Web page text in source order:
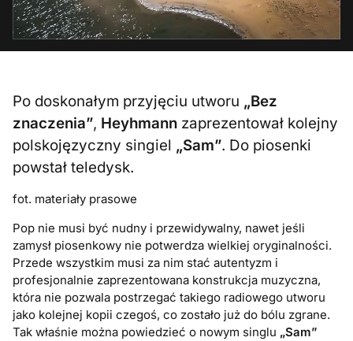
Po doskonałym przyjęciu utworu „Bez
znaczenia”, Heyhmann zaprezentował kolejny
polskojęzyczny singiel „Sam”. Do piosenki
powstał teledysk.
fot. materiały prasowe
Pop nie musi być nudny i przewidywalny, nawet jeśli
zamysł piosenkowy nie potwerdza wielkiej oryginalności.
Przede wszystkim musi za nim stać autentyzm i
profesjonalnie zaprezentowana konstrukcja muzyczna,
która nie pozwala postrzegać takiego radiowego utworu
jako kolejnej kopii czegoś, co zostało już do bólu zgrane.
Tak właśnie można powiedzieć o nowym singlu „Sam”